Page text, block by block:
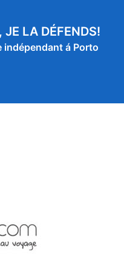
JE LA DÉFENDS!
á Porto
fermer